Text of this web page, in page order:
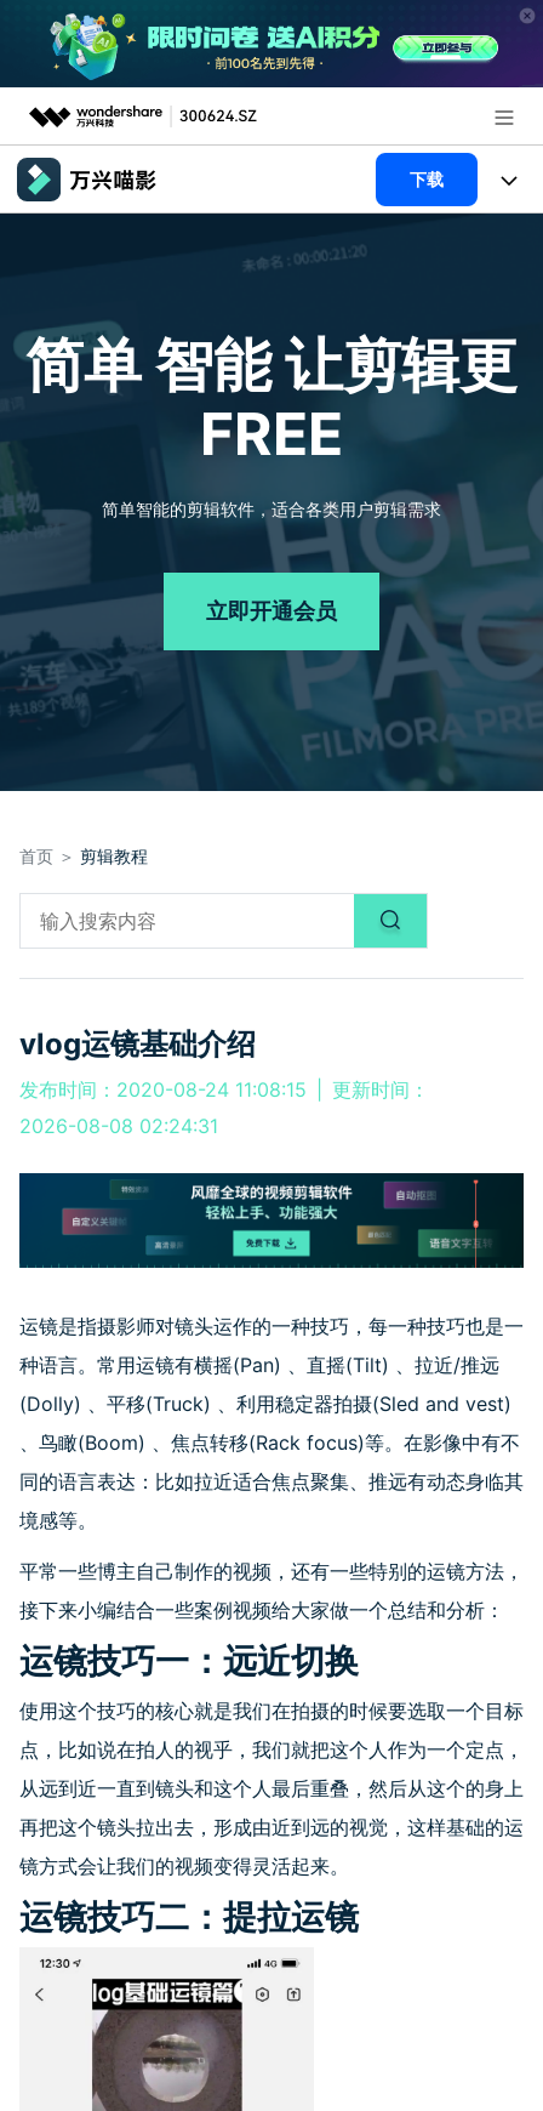
推荐产品
关于万兴
客服热线：4000-300624
下载
产品功能
视频/照片
AI 绘画
AI 视频续写
声音
文本
解决方案
专业创作人群
文章资讯
帮助中心
产品信息
立即购买
简单 智能让剪辑更
FREE
简单智能的剪辑软件，适合各类用户剪辑需求
立即开通会员
首页 ＞ 剪辑教程
vlog运镜基础介绍
发布时间：2020-08-24 11:08:15
更新时间：
2026-08-08 02:24:31
运镜是指摄影师对镜头运作的一种技巧，每一种技巧也是一
种语言。常用运镜有横摇(Pan) 、直摇(Tilt) 、拉近/推远
(Dolly) 、平移(Truck) 、利用稳定器拍摄(Sled and vest)
、鸟瞰(Boom) 、焦点转移(Rack focus)等。在影像中有不
同的语言表达：比如拉近适合焦点聚集、推远有动态身临其
境感等。
平常一些博主自己制作的视频，还有一些特别的运镜方法，
接下来小编结合一些案例视频给大家做一个总结和分析：
运镜技巧一：远近切换
使用这个技巧的核心就是我们在拍摄的时候要选取一个目标
点，比如说在拍人的视乎，我们就把这个人作为一个定点，
从远到近一直到镜头和这个人最后重叠，然后从这个的身上
再把这个镜头拉出去，形成由近到远的视觉，这样基础的运
镜方式会让我们的视频变得灵活起来。
运镜技巧二：提拉运镜